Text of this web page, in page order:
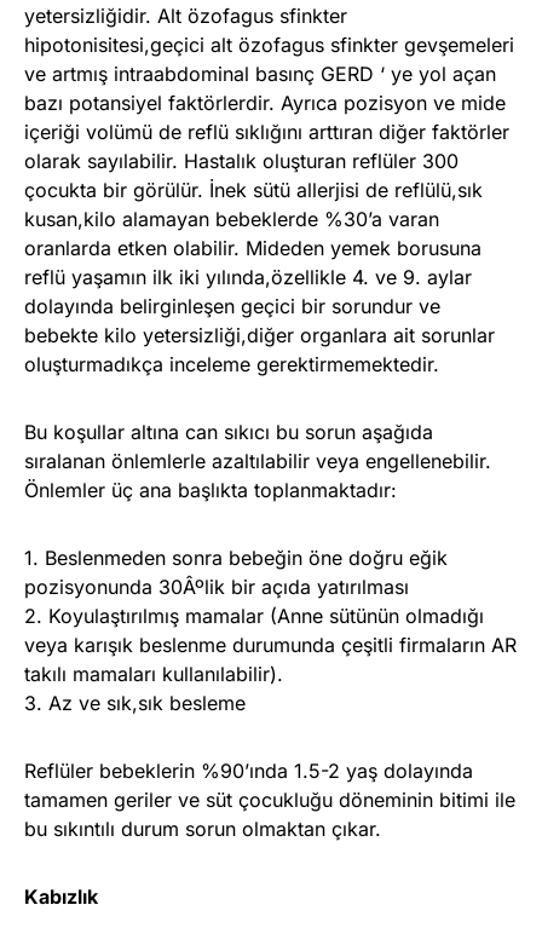
yetersizliğidir. Alt özofagus sfinkter
hipotonisitesi,geçici alt özofagus sfinkter gevşemeleri
ve artmış intraabdominal basınç GERD ‘ ye yol açan
bazı potansiyel faktörlerdir. Ayrıca pozisyon ve mide
içeriği volümü de reflü sıklığını arttıran diğer faktörler
olarak sayılabilir. Hastalık oluşturan reflüler 300
çocukta bir görülür. İnek sütü allerjisi de reflülü,sık
kusan,kilo alamayan bebeklerde %30’a varan
oranlarda etken olabilir. Mideden yemek borusuna
reflü yaşamın ilk iki yılında,özellikle 4. ve 9. aylar
dolayında belirginleşen geçici bir sorundur ve
bebekte kilo yetersizliği,diğer organlara ait sorunlar
oluşturmadıkça inceleme gerektirmemektedir.
Bu koşullar altına can sıkıcı bu sorun aşağıda
sıralanan önlemlerle azaltılabilir veya engellenebilir.
Önlemler üç ana başlıkta toplanmaktadır:
1. Beslenmeden sonra bebeğin öne doğru eğik
pozisyonunda 30Âºlik bir açıda yatırılması
2. Koyulaştırılmış mamalar (Anne sütünün olmadığı
veya karışık beslenme durumunda çeşitli firmaların AR
takılı mamaları kullanılabilir).
3. Az ve sık,sık besleme
Reflüler bebeklerin %90’ında 1.5-2 yaş dolayında
tamamen geriler ve süt çocukluğu döneminin bitimi ile
bu sıkıntılı durum sorun olmaktan çıkar.
Kabızlık